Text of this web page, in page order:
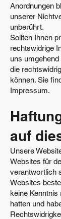
Anordnungen
unserer
unberührt.
Sollten Ihnen
rechtswidrige
uns
die
können. Sie
Impressum.
auf
Unsere
Websites für
verantwortlich
Websites
keine Kenntnis
hatten und